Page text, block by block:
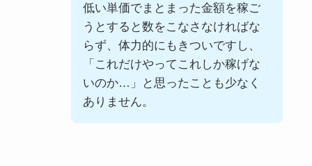
低い単価でまとまった金額を稼ご
うとすると数をこなさなければな
らず、体力的にもきついですし、
「これだけやってこれしか稼げな
いのか…」と思ったことも少なく
ありません。